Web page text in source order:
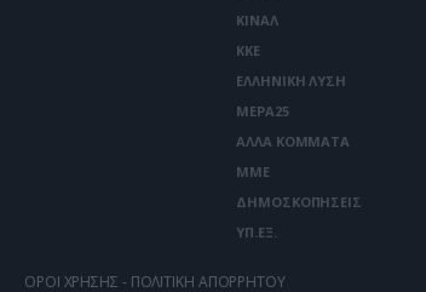
ΚΙΝΑΛ
ΚΚΕ
ΕΛΛΗΝΙΚΗ ΛΥΣΗ
ΜΕΡΑ25
ΑΛΛΑ ΚΟΜΜΑΤΑ
ΜΜΕ
ΔΗΜΟΣΚΟΠΗΣΕΙΣ
ΥΠ.ΕΞ.
ΟΡΟΙ ΧΡΗΣΗΣ - ΠΟΛΙΤΙΚΗ ΑΠΟΡΡΗΤΟΥ